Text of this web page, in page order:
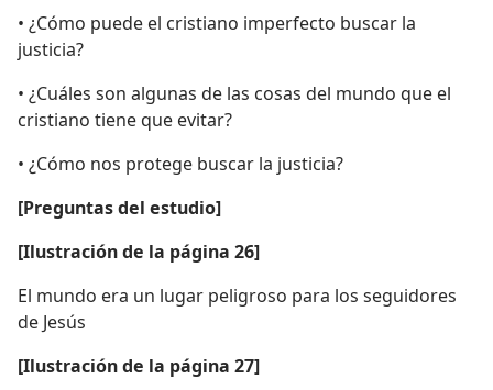
• ¿Cómo puede el cristiano imperfecto buscar la
justicia?
• ¿Cuáles son algunas de las cosas del mundo que el
cristiano tiene que evitar?
• ¿Cómo nos protege buscar la justicia?
[Preguntas del estudio]
[Ilustración de la página 26]
El mundo era un lugar peligroso para los seguidores
de Jesús
[Ilustración de la página 27]